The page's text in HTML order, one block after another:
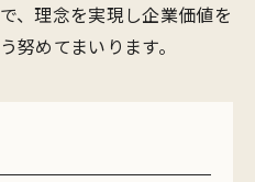
、理念を実現し企業価値を
努めてまいります。